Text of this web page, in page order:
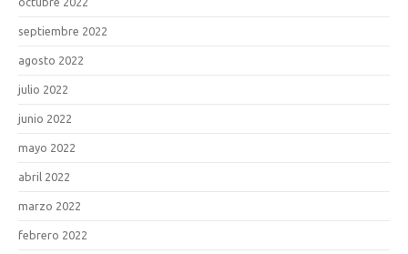
septiembre 2022
agosto 2022
julio 2022
junio 2022
mayo 2022
abril 2022
marzo 2022
febrero 2022